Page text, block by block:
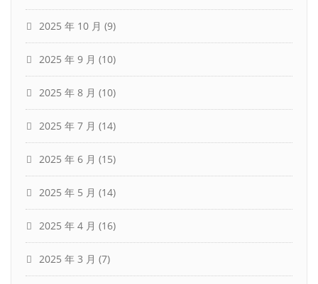
2025 年 10 月 (9)
2025 年 9 月 (10)
2025 年 8 月 (10)
2025 年 7 月 (14)
2025 年 6 月 (15)
2025 年 5 月 (14)
2025 年 4 月 (16)
2025 年 3 月 (7)